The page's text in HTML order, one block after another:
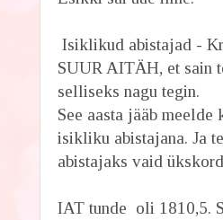
Isiklikud abistajad -
SUUR AITÄH, et sain
selliseks nagu tegin.
See aasta jääb
isikliku abistajana. Ja
abistajaks vaid
IAT tunde oli 1810,5.